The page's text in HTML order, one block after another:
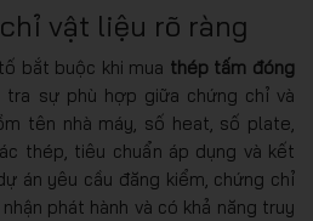
vật liệu rõ ràng
bắt buộc khi mua thép tấm đóng
tra sự phù hợp giữa chứng chỉ và
tên nhà máy, số heat, số plate,
thép, tiêu chuẩn áp dụng và kết
án yêu cầu đăng kiểm, chứng chỉ
phát hành và có khả năng truy